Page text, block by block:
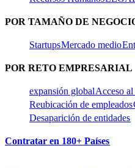
POR TAMAÑO DE
Startups​​Mercado medio​​
POR RETO EMPRESARIAL​​
expansión global​​Acceso
Reubicación de empleados​​
Desaparición de entidades​​
Contratar en 180+ Países​​